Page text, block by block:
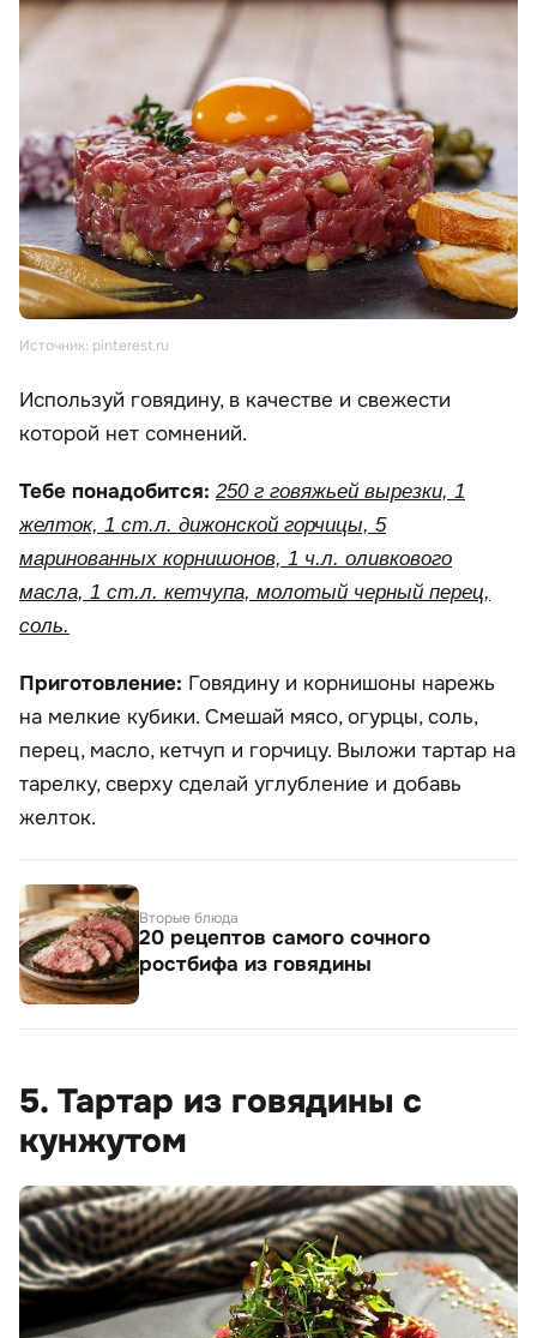
Источник: pinterest.ru
Используй говядину, в качестве и свежести
которой нет сомнений.
Тебе понадобится: 250 г говяжьей вырезки, 1
желток, 1 ст.л. дижонской горчицы, 5
маринованных корнишонов, 1 ч.л. оливкового
масла, 1 ст.л. кетчупа, молотый черный перец,
соль.
Приготовление: Говядину и корнишоны нарежь
на мелкие кубики. Смешай мясо, огурцы, соль,
перец, масло, кетчуп и горчицу. Выложи тартар на
тарелку, сверху сделай углубление и добавь
желток.
Вторые блюда
20 рецептов самого сочного
ростбифа из говядины
5. Тартар из говядины с
кунжутом